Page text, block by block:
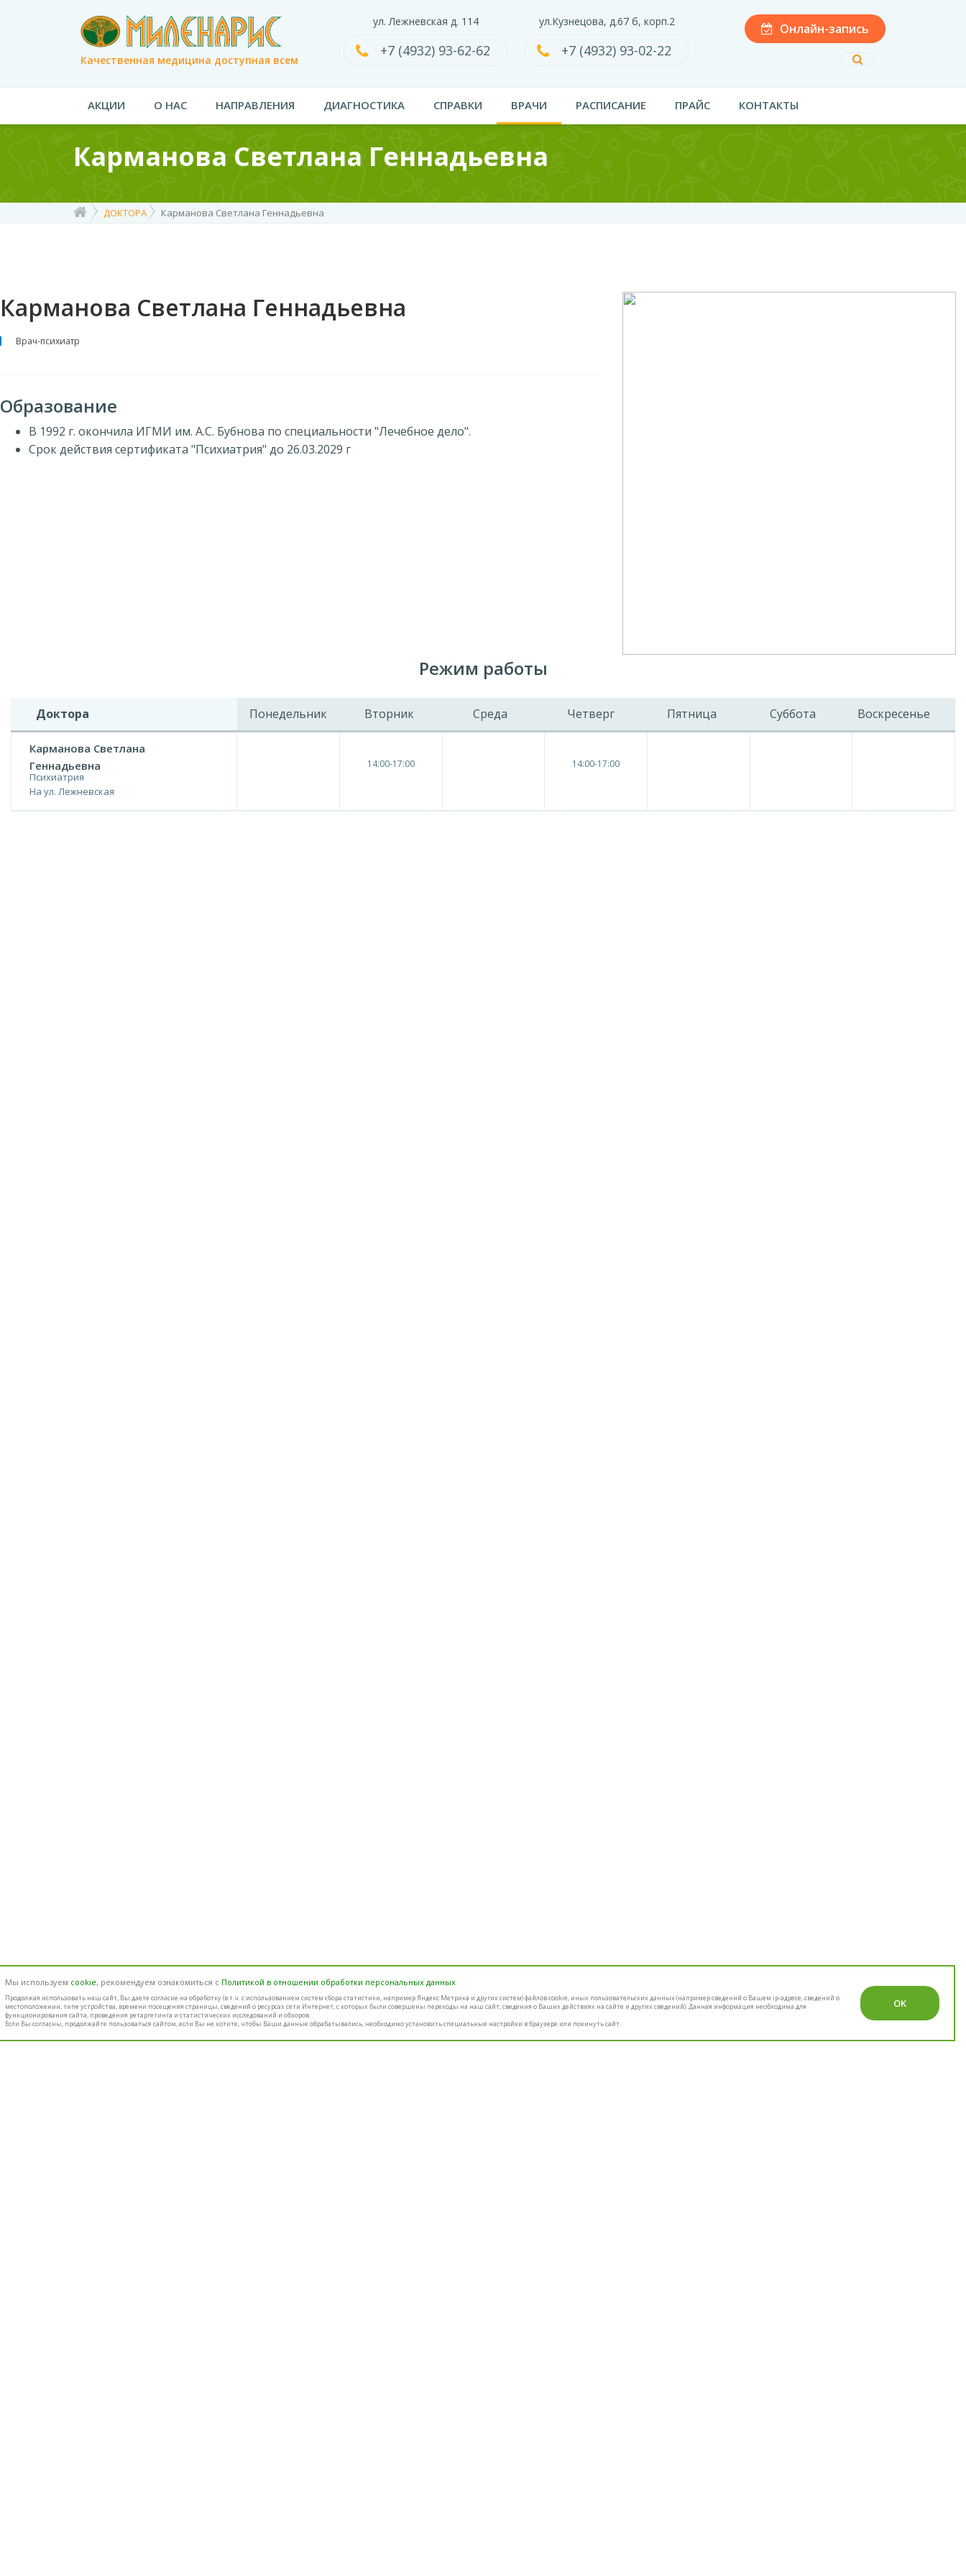
Качественная медицина доступная всем
ул. Лежневская д. 114
+7 (4932) 93-62-62
ул.Кузнецова, д.67 б, корп.2
+7 (4932) 93-02-22
Онлайн-запись
АКЦИИ О НАС НАПРАВЛЕНИЯ ДИАГНОСТИКА СПРАВКИ ВРАЧИ РАСПИСАНИЕ ПРАЙС КОНТАКТЫ
Карманова Светлана Геннадьевна
ДОКТОРА Карманова Светлана Геннадьевна
Карманова Светлана Геннадьевна
Врач-психиатр
Образование
В 1992 г. окончила ИГМИ им. А.С. Бубнова по специальности "Лечебное дело".
Срок действия сертификата "Психиатрия" до 26.03.2029 г
Режим работы
Доктора Понедельник Вторник Среда Четверг Пятница Суббота Воскресенье
Карманова Светлана
Геннадьевна
Психиатрия
На ул. Лежневская
14:00-17:00 14:00-17:00
Мы используем cookie, рекомендуем ознакомиться с Политикой в отношении обработки персональных данных
Продолжая использовать наш cайт, Вы даете согласие на обработку (в т.ч. с использованием систем сбора статистики, например Яндекс.Метрика и других систем) файлов cookie, иных пользовательских данных (например сведений о Вашем ip-адресе, сведений о
местоположении, типе устройства, времени посещения страницы, сведений о ресурсах сети Интернет, с которых были совершены переходы на наш сайт, сведения о Ваших действиях на сайте и других сведений). Данная информация необходима для
функционирования сайта, проведения ретаргетинга и статистических исследований и обзоров.
Если Вы согласны, продолжайте пользоваться сайтом, если Вы не хотите, чтобы Ваши данные обрабатывались, необходимо установить специальные настройки в браузере или покинуть сайт.
OK